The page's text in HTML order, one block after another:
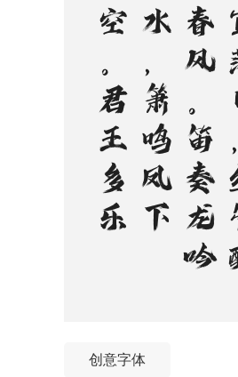
创意字体